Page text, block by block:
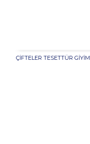
ÇIFTELER TESETTÜR GIYIM